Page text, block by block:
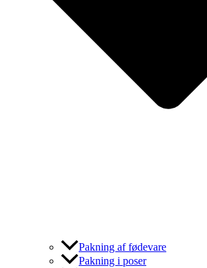
Pakning af fødevare
Pakning i poser